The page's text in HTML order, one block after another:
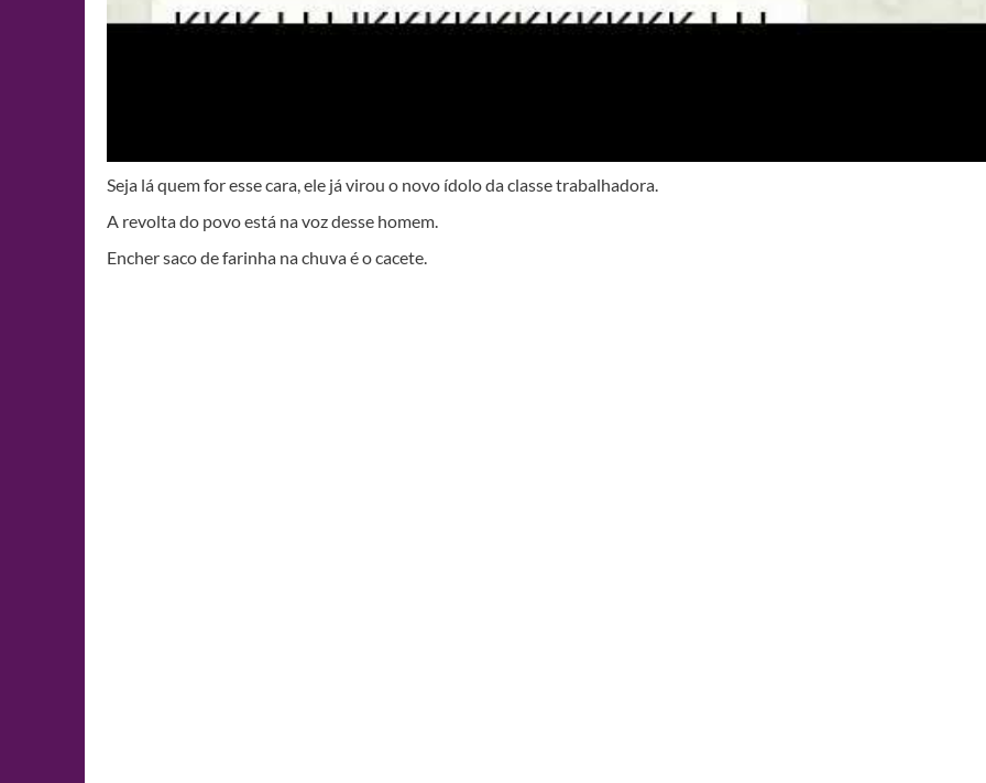
Seja lá quem for esse cara, ele já virou o novo ídolo da classe trabalhadora.
A revolta do povo está na voz desse homem.
Encher saco de farinha na chuva é o cacete.